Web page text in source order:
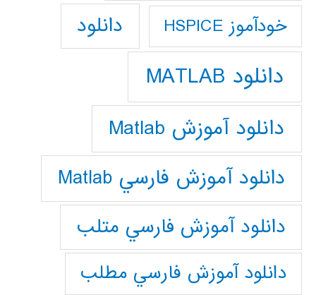
خودآموز HSPICE دانلود
دانلود MATLAB
دانلود آموزش Matlab
دانلود آموزش فارسي Matlab
دانلود آموزش فارسي متلب
دانلود آموزش فارسي مطلب